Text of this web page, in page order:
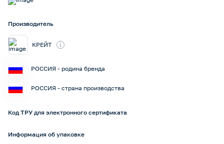
Производитель
КРЕЙТ i
РОССИЯ - родина бренда
РОССИЯ - страна производства
Код ТРУ для электронного сертификата
Информация об упаковке